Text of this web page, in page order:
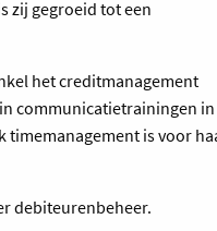
zij gegroeid tot een
het creditmanagement
communicatietrainingen
timemanagement is voor
debiteurenbeheer.